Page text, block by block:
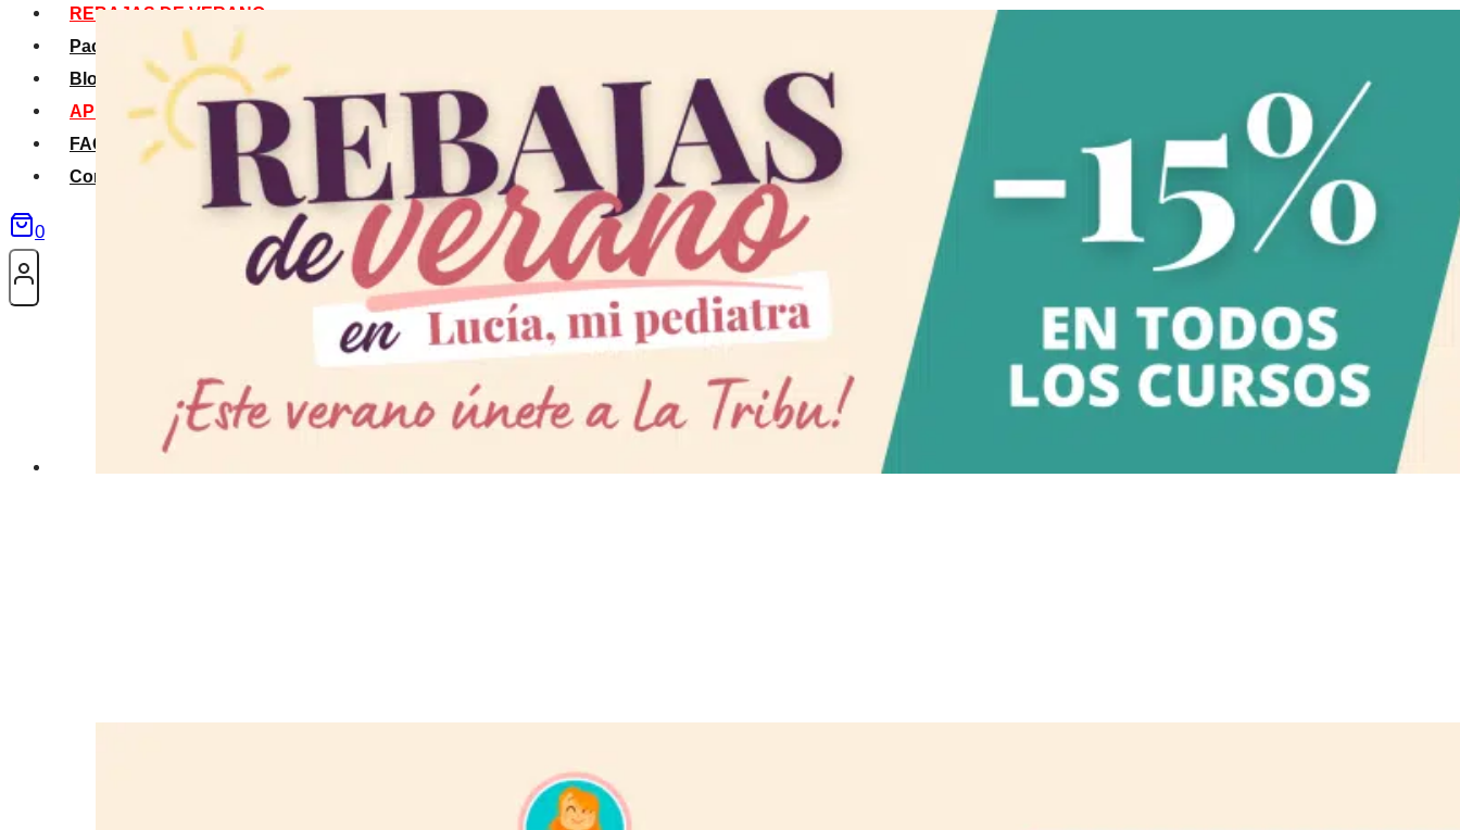
REBAJAS DE VERANO
Packs Verano
Blog
APP La Tribu
FAQS
Contacto
0